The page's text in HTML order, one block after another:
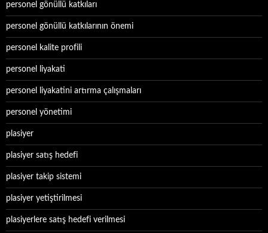
personel gönüllü katkıları
personel gönüllü katkılarının önemi
personel kalite profili
personel liyakati
personel liyakatini artırma çalışmaları
personel yönetimi
plasiyer
plasiyer satış hedefi
plasiyer takip sistemi
plasiyer yetiştirilmesi
plasiyerlere satış hedefi verilmesi